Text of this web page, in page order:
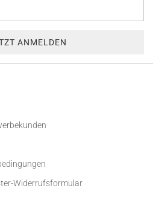
Widerrufsformular